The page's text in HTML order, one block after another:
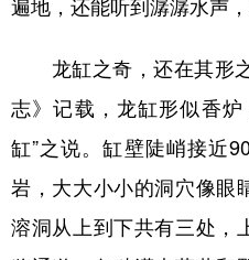
龙缸之奇，还在其形
志》记载，龙缸形似香
缸”之说。缸壁陡峭接近
岩，大大小小的洞穴像眼
溶洞从上到下共有三处，